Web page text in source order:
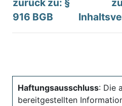
916 BGB
Haftungsausschluss: Die
bereitgestellten